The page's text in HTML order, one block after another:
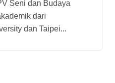
dari
dan Taipei...